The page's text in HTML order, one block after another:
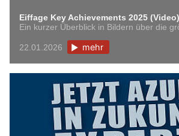
Eiffage Key Achievements 2025 (Video)
Ein kurzer Überblick in Bildern über die
22.01.2026 mehr